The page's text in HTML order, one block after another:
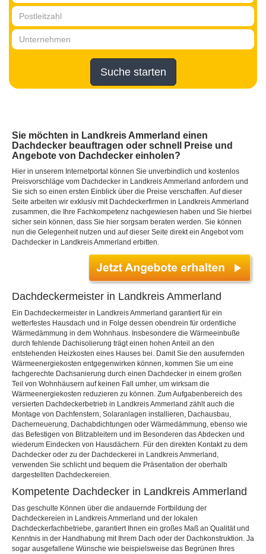
Suche starten
Sie möchten in Landkreis Ammerland einen
Dachdecker beauftragen oder schnell Preise und
Angebote von Dachdecker einholen?
Hier in unserem Internetportal können Sie unverbindlich und kostenlos
Preisvorschläge vom Dachdecker in Landkreis Ammerland anfordern und
Sie sich so einen ersten Einblick über die Preise verschaffen. Auf dieser
Seite arbeiten wir exklusiv mit Dachdeckerfirmen in Landkreis Ammerland
zusammen, die Ihre Fachkompetenz nachgewiesen haben und Sie hierbei
sicher sein können, dass Sie hier sorgsam beraten werden. Sie können
nun die Gelegenheit nutzen und auf dieser Seite direkt ein Angebot vom
Dachdecker in Landkreis Ammerland erbitten.
Dachdeckermeister in Landkreis Ammerland
Ein Dachdeckermeister in Landkreis Ammerland garantiert für ein
wetterfestes Hausdach und in Folge dessen obendrein für ordentliche
Wärmedämmung in dem Wohnhaus. Insbesondere die Wärmeeinbuße
durch fehlende Dachisolierung trägt einen hohen Anteil an den
entstehenden Heizkosten eines Hauses bei. Damit Sie den ausufernden
Wärmeenergiekosten entgegenwirken können, kommen Sie um eine
fachgerechte Dachsanierung durch einen Dachdecker in einem großen
Teil von Wohnhäusern auf keinen Fall umher, um wirksam die
Wärmeenergiekosten reduzieren zu können. Zum Aufgabenbereich des
versierten Dachdeckerbetrieb in Landkreis Ammerland zählt auch die
Montage von Dachfenstern, Solaranlagen installieren, Dachausbau,
Dacherneuerung, Dachabdichtungen oder Wärmedämmung, ebenso wie
das Befestigen von Blitzableitern und im Besonderen das Abdecken und
wiederum Eindecken von Hausdächern. Für den direkten Kontakt zu dem
Dachdecker oder zu der Dachdeckerei in Landkreis Ammerland,
verwenden Sie schlicht und bequem die Präsentation der oberhalb
dargestellten Dachdeckereien.
Kompetente Dachdecker in Landkreis Ammerland
Das geschulte Können über die andauernde Fortbildung der
Dachdeckereien in Landkreis Ammerland und der lokalen
Dachdeckerfachbetriebe, garantiert Ihnen ein großes Maß an Qualität und
Kenntnis in der Handhabung mit Ihrem Dach oder der Dachkonstruktion. Ja
sogar ausgefallene Wünsche wie beispielsweise das Begrünen Ihres